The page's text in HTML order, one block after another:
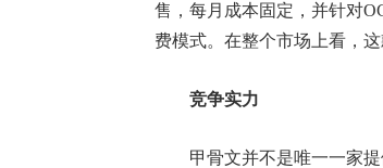
售，每月成本固定，并针对
费模式。在整个市场上看，
竞争实力
甲骨文并不是唯一一家提供